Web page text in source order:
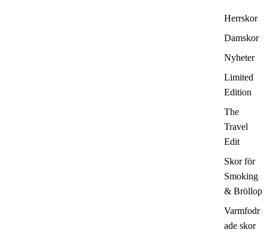
Herrskor
Damskor
Nyheter
Limited
Edition
The
Travel
Edit
Skor för
Smoking
& Bröllop
Varmfodr
ade skor